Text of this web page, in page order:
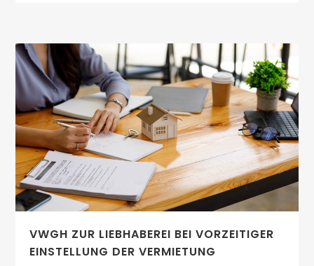
VWGH ZUR LIEBHABEREI BEI VORZEITIGER
EINSTELLUNG DER VERMIETUNG